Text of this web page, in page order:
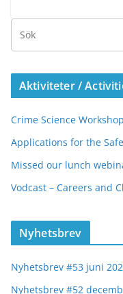
Aktiviteter /
Crime Science
Applications for the
Missed our lunch
Vodcast – Careers and
Nyhetsbrev
Nyhetsbrev #53 juni
Nyhetsbrev #52